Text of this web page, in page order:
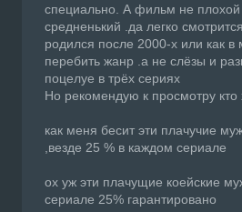
специально. А фильм не
средненький .да легко
родился после 2000-х или как в
перебить жанр .а не слёзы и
поцелуе в трёх сериях
Но рекомендую к просмотру кто
как меня бесит эти плачучие
,везде 25 % в каждом сериале
ох уж эти плачущие коейские
сериале 25% гарантировано